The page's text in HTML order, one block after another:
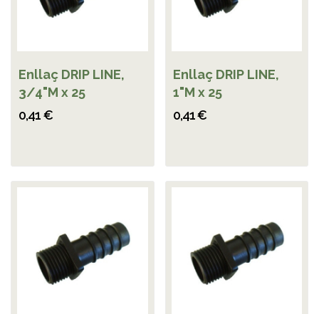
Enllaç DRIP LINE,
3/4"M x 25
0,41 €
Enllaç DRIP LINE,
1"M x 25
0,41 €